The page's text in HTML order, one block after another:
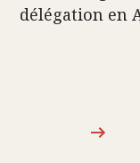
délégation en